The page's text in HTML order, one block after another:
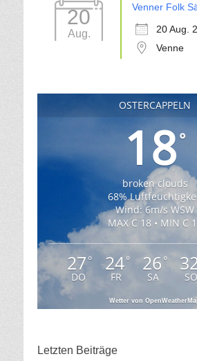
20
Aug.
Venner Folk
20 Aug.
Venne
OSTERCAPPELN
18°
broken clouds
68%
Wind: 6m/s WSW
MAX C 18 • MIN C
27 °
DO
24°
FR
26 °
SA SO
Wetter von
Letzten Beiträge